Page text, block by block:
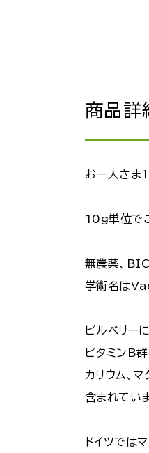
商品詳
お一人さま
10g単位で
無農薬、
学術名は
ビルベリー
ビタミンB群
カリウム、
含まれていま
ドイツでは